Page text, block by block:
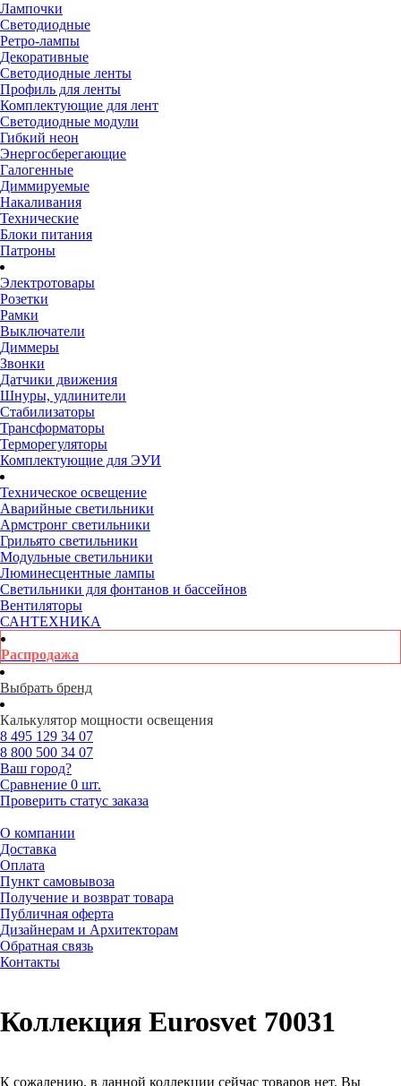
Лампочки
Светодиодные
Ретро-лампы
Декоративные
Светодиодные ленты
Профиль для ленты
Комплектующие для лент
Светодиодные модули
Гибкий неон
Энергосберегающие
Галогенные
Диммируемые
Накаливания
Технические
Блоки питания
Патроны
Электротовары
Розетки
Рамки
Выключатели
Диммеры
Звонки
Датчики движения
Шнуры, удлинители
Стабилизаторы
Трансформаторы
Терморегуляторы
Комплектующие для ЭУИ
Техническое освещение
Аварийные светильники
Армстронг светильники
Грильято светильники
Модульные светильники
Люминесцентные лампы
Светильники для фонтанов и бассейнов
Вентиляторы
САНТЕХНИКА
Распродажа
Выбрать бренд
Калькулятор мощности освещения
8 495 129 34 07
8 800 500 34 07
Ваш город?
Сравнение 0 шт.
Проверить статус заказа
О компании
Доставка
Оплата
Пункт самовывоза
Получение и возврат товара
Публичная оферта
Дизайнерам и Архитекторам
Обратная связь
Контакты
Коллекция Eurosvet 70031
К сожалению, в данной коллекции сейчас товаров нет. Вы